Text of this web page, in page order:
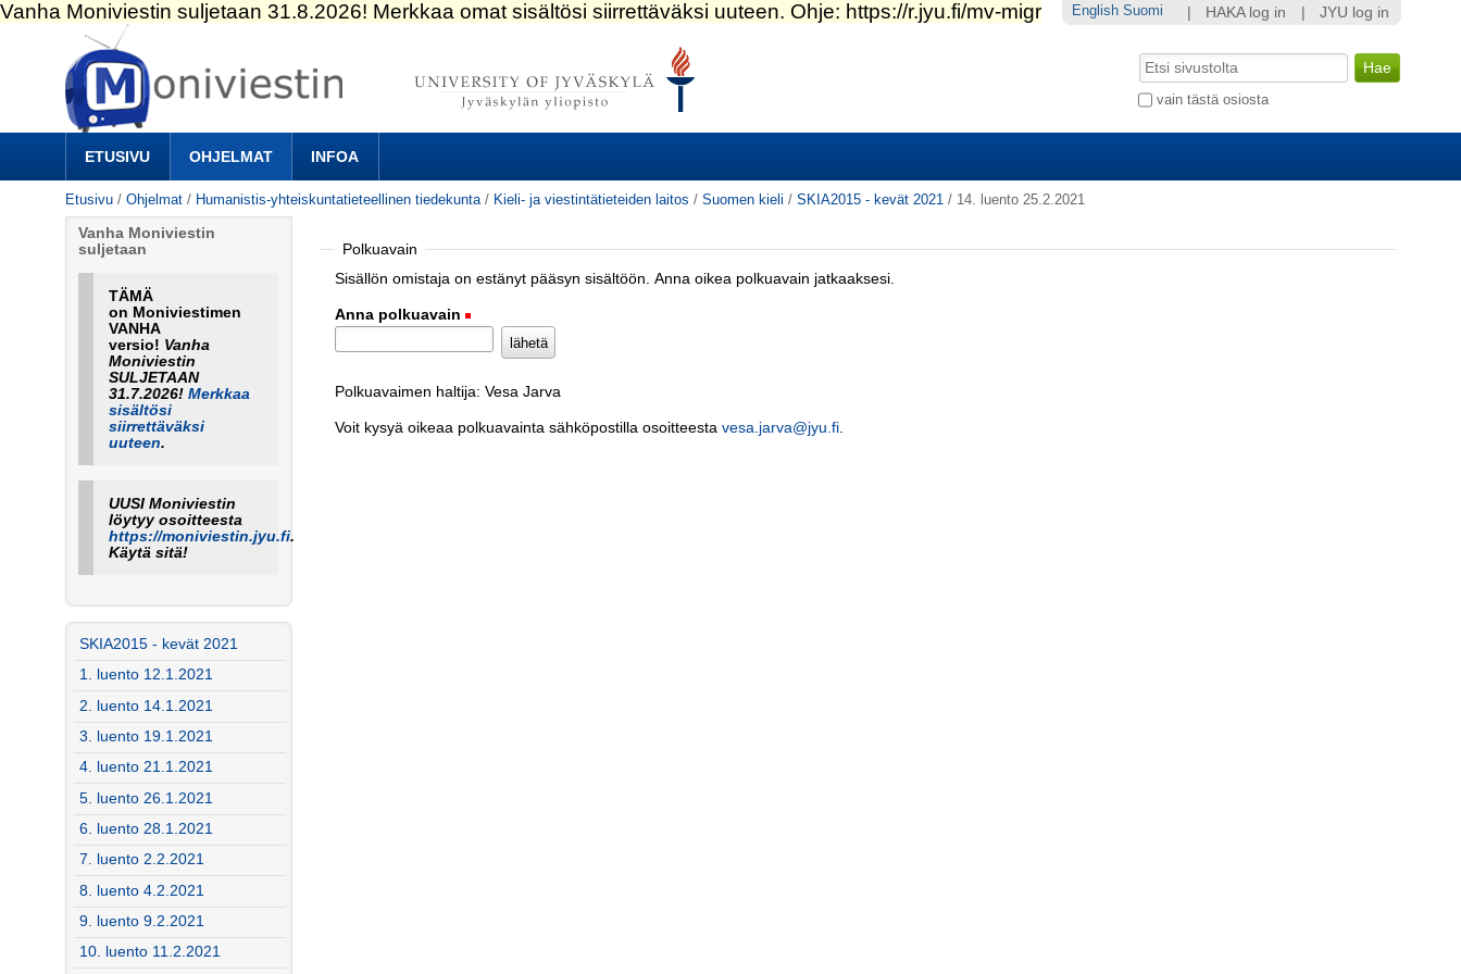
Siirry
sisältöön.
|
Siirry
navigointiin
ETUSIVU OHJELMAT INFOA
Hae
vain tästä osiosta
Laajennettu
Etusivu /Ohjelmat / Humanistis-yhteiskuntatieteellinen tiedekunta / Kieli- ja viestintätieteiden laitos /Suomen kieli /SKIA2015 - kevät 2021 / 14. luento 25.2.2021
Polkuavain
Sisällön omistaja on estänyt pääsyn sisältöön. Anna oikea polkuavain jatkaaksesi.
Anna polkuavain
Polkuavaimen haltija: Vesa Jarva
Voit kysyä oikeaa polkuavainta sähköpostilla osoitteestavesa.jarva@jyu.fi.
Vanha Moniviestin
suljetaan
TÄMÄ
on Moniviestimen
VANHA
versio! Vanha
Moniviestin
SULJETAAN
31.7.2026! Merkkaa
sisältösi
siirrettäväksi
uuteen.
UUSI Moniviestin
löytyy osoitteesta
https://moniviestin.jyu.fi.
Käytä sitä!
SKIA2015 - kevät 2021
1. luento 12.1.2021
2. luento 14.1.2021
3. luento 19.1.2021
4. luento 21.1.2021
5. luento 26.1.2021
6. luento 28.1.2021
7. luento 2.2.2021
8. luento 4.2.2021
9. luento 9.2.2021
10. luento 11.2.2021
HAKA log in JYU log in
English Suomi